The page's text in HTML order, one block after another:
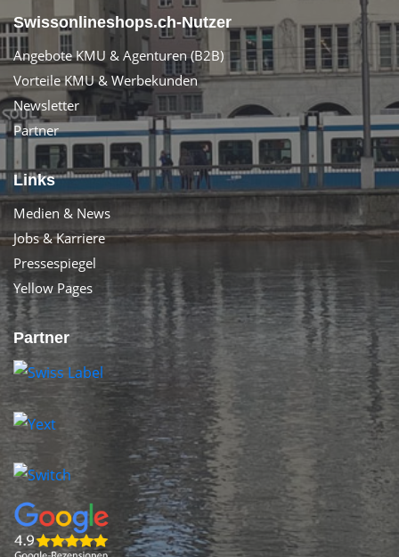
Swissonlineshops.ch-Nutzer
Angebote KMU & Agenturen (B2B)
Vorteile KMU & Werbekunden
Newsletter
Partner
Links
Medien & News
Jobs & Karriere
Pressespiegel
Yellow Pages
Partner